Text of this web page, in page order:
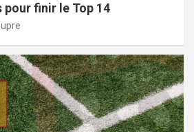
pour finir le Top 14